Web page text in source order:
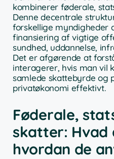
kombinerer føderale,
Denne decentrale
forskellige myndigheder
finansiering af vigtige
sundhed, uddannelse,
Det er afgørende at
interagerer, hvis man vil
samlede skattebyrde og
privatøkonomi effektivt.
Føderale,
skatter: Hvad
hvordan de